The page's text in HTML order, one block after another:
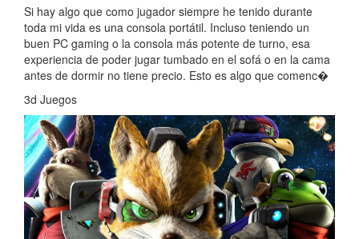
Si hay algo que como jugador siempre he tenido durante
toda mi vida es una consola portátil. Incluso teniendo un
buen PC gaming o la consola más potente de turno, esa
experiencia de poder jugar tumbado en el sofá o en la cama
antes de dormir no tiene precio. Esto es algo que comenc�
3d Juegos